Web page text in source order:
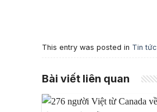
This entry was posted in Tin tức
Bài viết liên quan